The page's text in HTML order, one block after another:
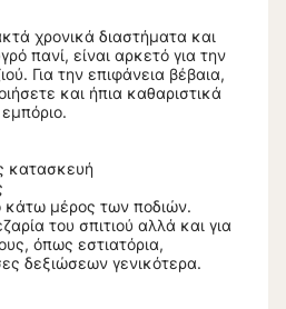
χρονικά διαστήματα και
πανί, είναι αρκετό για την
Για την επιφάνεια βέβαια,
και ήπια καθαριστικά
κατασκευή
κάτω μέρος των ποδιών.
του σπιτιού αλλά και για
όπως εστιατόρια,
δεξιώσεων γενικότερα.